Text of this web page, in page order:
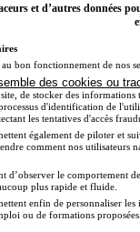
diplôme par
alternance
et d’autres données
au bon fonctionnement de nos
des cookies ou
de stocker des informations
d'identification de
les tentatives d'accès
également de piloter et
comment nos utilisateurs
d’observer le comportement
plus rapide et fluide.
enfin de personnaliser
ou de formations proposées.